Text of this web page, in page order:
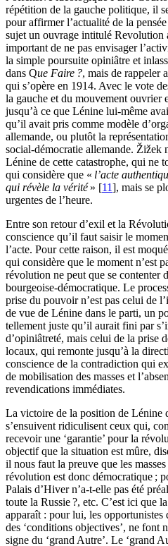
répétition de la gauche politique, il
pour affirmer l’actualité de la
sujet un ouvrage intitulé Revolution
important de ne pas envisager
la simple poursuite opiniâtre et
dans Que Faire ?, mais de rappeler
qui s’opère en 1914. Avec le vote
la gauche et du mouvement ouvrier
jusqu’à ce que Lénine lui-même
qu’il avait pris comme modèle
allemande, ou plutôt la
social-démocratie allemande. Žižek
Lénine de cette catastrophe, qui ne
qui considère que « l’acte
qui révèle la vérité » [11], mais se
urgentes de l’heure.
Entre son retour d’exil et la
conscience qu’il faut saisir le
l’acte. Pour cette raison, il est
qui considère que le moment n’est
révolution ne peut que se contenter
bourgeoise-démocratique. Le
prise du pouvoir n’est pas celui de
de vue de Lénine dans le parti, un
tellement juste qu’il aurait fini par
d’opiniâtreté, mais celui de la prise
locaux, qui remonte jusqu’à la
conscience de la contradiction qui
de mobilisation des masses et
revendications immédiates.
La victoire de la position de Lénine
s’ensuivent ridiculisent ceux qui,
recevoir une ‘garantie’ pour la
objectif que la situation est mûre,
il nous faut la preuve que les
révolution est donc démocratique ;
Palais d’Hiver n’a-t-elle pas été
toute la Russie?, etc. C’est ici que
apparaît : pour lui, les opportunistes
des ‘conditions objectives’, ne font
signe du ‘grand Autre’. Le ‘grand